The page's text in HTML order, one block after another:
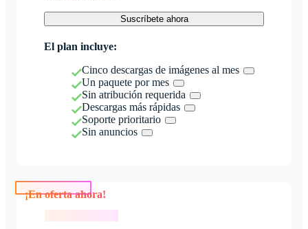
Suscríbete ahora
El plan incluye:
Cinco descargas de imágenes al mes
Un paquete por mes
Sin atribución requerida
Descargas más rápidas
Soporte prioritario
Sin anuncios